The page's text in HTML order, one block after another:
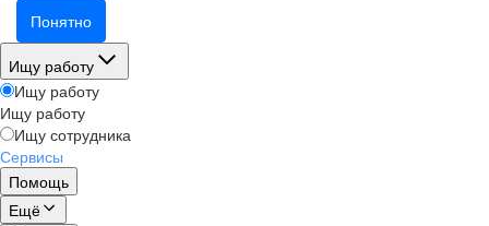
Понятно
Ищу работу
Ищу работу
Ищу работу
Ищу сотрудника
Сервисы
Помощь
Ещё